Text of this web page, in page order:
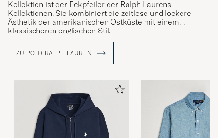
Kollektion ist der Eckpfeiler der Ralph Laurens-
Kollektionen. Sie kombiniert die zeitlose und lockere
Ästhetik der amerikanischen Ostküste mit einem
klassischeren englischen Stil.
ZU POLO RALPH LAUREN